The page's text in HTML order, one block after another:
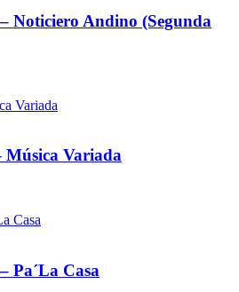
Noticiero Andino (Segunda
Variada
Música Variada
Casa
Pa´La Casa